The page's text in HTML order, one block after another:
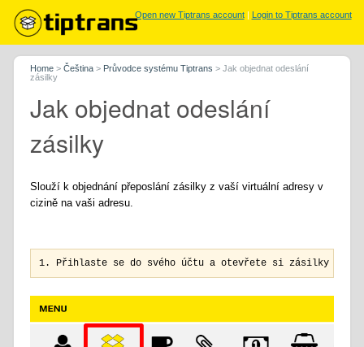
Open new Tiptrans account| Login to Tiptrans account
Home > Čeština > Průvodce systému Tiptrans > Jak objednat odeslání
zásilky
Jak objednat odeslání
zásilky
Slouží k objednání přeposlání zásilky z vaší virtuální adresy v
cizině na vaši adresu.
1. Přihlaste se do svého účtu a otevřete si zásilky a